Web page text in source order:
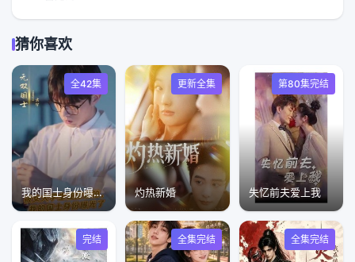
猜你喜欢
全42集
我的国士身份曝光了
更新全集
灼热新婚
第80集完结
失忆前夫爱上我
完结 全集完结 全集完结